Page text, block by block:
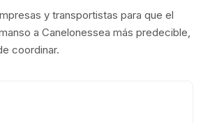
y transportistas para que el
a Canelonessea más predecible,
coordinar.